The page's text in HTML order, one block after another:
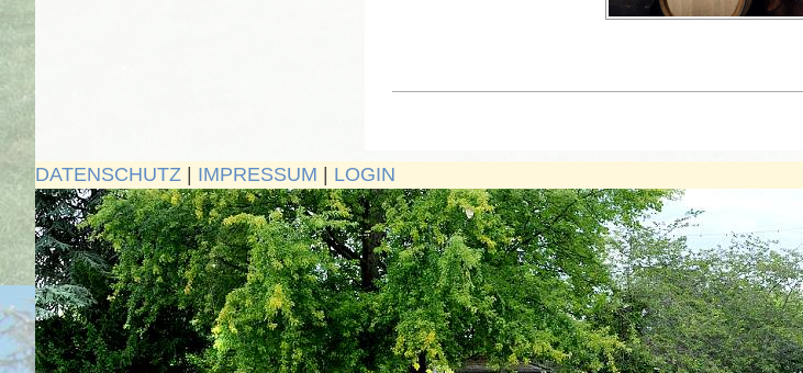
DATENSCHUTZ IMPRESSUM LOGIN